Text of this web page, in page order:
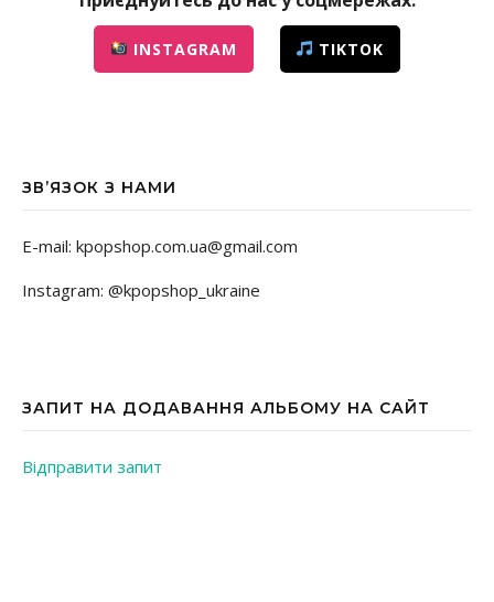
INSTAGRAM TIKTOK
ЗВ’ЯЗОК З НАМИ
E-mail: kpopshop.com.ua@gmail.com
Instagram: @kpopshop_ukraine
ЗАПИТ НА ДОДАВАННЯ АЛЬБОМУ НА САЙТ
Відправити запит